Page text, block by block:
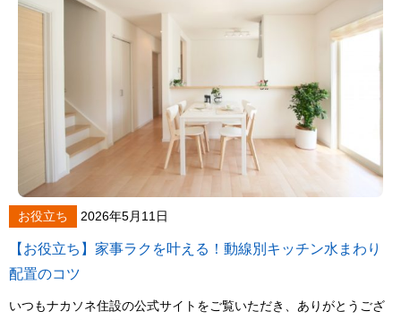
お役立ち 2026年5月11日
【お役立ち】家事ラクを叶える！動線別キッチン水まわり
配置のコツ
いつもナカソネ住設の公式サイトをご覧いただき、ありがとうござ